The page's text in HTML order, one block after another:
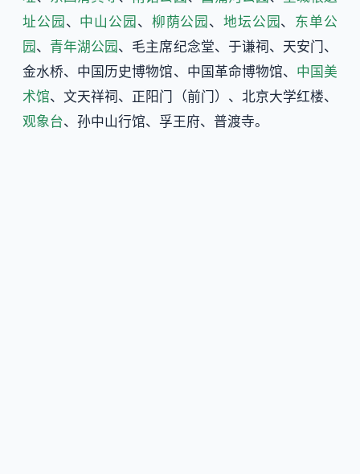
址公园 、 中山公园 、 柳荫公园 、地坛公园 、 东单公
园 、 青年湖公园 、毛主席纪念堂、于谦祠、天安门、
金水桥、中国历史博物馆、中国革命博物馆、 中国美
术馆、文天祥祠、正阳门（前门）、北京大学红楼、
观象台、孙中山行馆、孚王府、普渡寺。